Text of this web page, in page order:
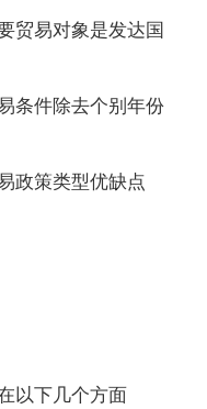
易对象是发达国
件除去个别年份
策类型优缺点
以下几个方面